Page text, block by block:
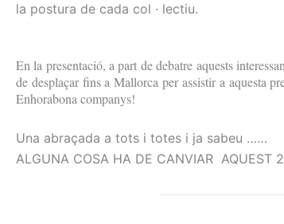
la postura de cada col · lectiu.
En la presentació, a part de debatre aquests
de desplaçar fins a Mallorca per assistir a aquesta
Enhorabona companys!
Una abraçada a tots i totes i ja sabeu ……
ALGUNA COSA HA DE CANVIAR AQUEST